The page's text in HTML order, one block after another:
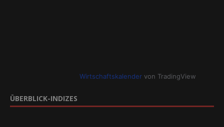
Wirtschaftskalendervon TradingView
ÜBERBLICK-INDIZES